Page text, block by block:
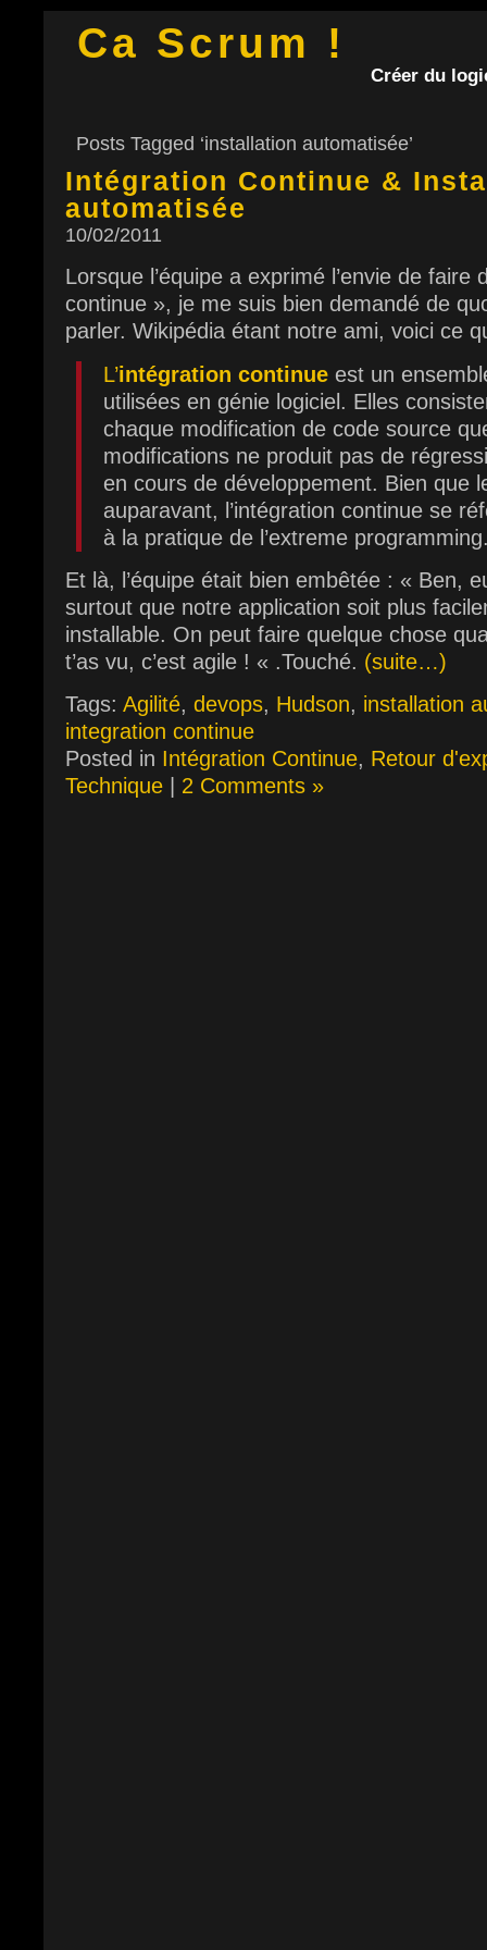
Ca Scrum !
Créer du
Posts Tagged ‘installation automatisée’
Intégration Continue &
automatisée
10/02/2011
Lorsque l’équipe a exprimé l’envie de faire
continue », je me suis bien demandé de
parler. Wikipédia étant notre ami, voici ce
L’intégration continue est un
utilisées en génie logiciel. Elles
chaque modification de code source
modifications ne produit pas de
en cours de développement. Bien que
auparavant, l’intégration continue se
à la pratique de l’extreme
Et là, l’équipe était bien embêtée : « Ben,
surtout que notre application soit plus
installable. On peut faire quelque chose
t’as vu, c’est agile ! « .Touché. (suite…)
Tags: Agilité, devops, Hudson, installation
integration continue
Posted in Intégration Continue, Retour
Technique
2 Comments »